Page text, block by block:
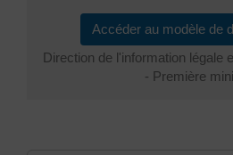
Accéder au modèle de
Direction de l'information légale
- Première